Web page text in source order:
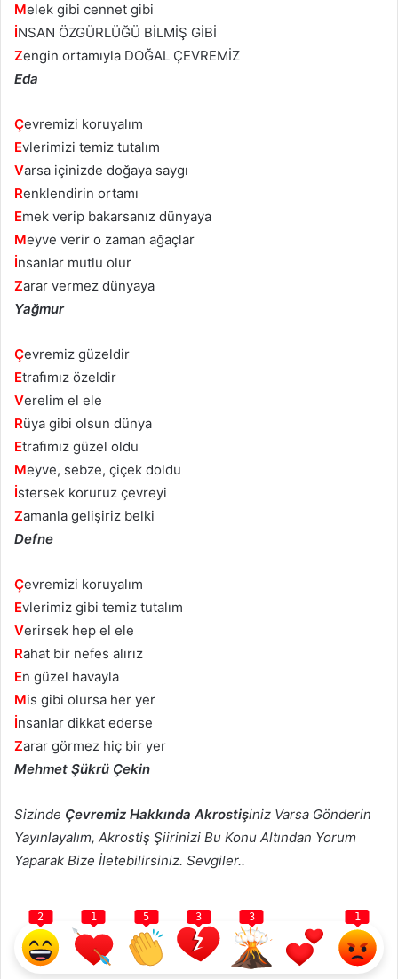
Melek gibi cennet gibi
İNSAN ÖZGÜRLÜĞÜ BİLMİŞ GİBİ
Zengin ortamıyla DOĞAL ÇEVREMİZ
Eda
Çevremizi koruyalım
Evlerimizi temiz tutalım
Varsa içinizde doğaya saygı
Renklendirin ortamı
Emek verip bakarsanız dünyaya
Meyve verir o zaman ağaçlar
İnsanlar mutlu olur
Zarar vermez dünyaya
Yağmur
Çevremiz güzeldir
Etrafımız özeldir
Verelim el ele
Rüya gibi olsun dünya
Etrafımız güzel oldu
Meyve, sebze, çiçek doldu
İstersek koruruz çevreyi
Zamanla gelişiriz belki
Defne
Çevremizi koruyalım
Evlerimiz gibi temiz tutalım
Verirsek hep el ele
Rahat bir nefes alırız
En güzel havayla
Mis gibi olursa her yer
İnsanlar dikkat ederse
Zarar görmez hiç bir yer
Mehmet Şükrü Çekin
Sizinde Çevremiz Hakkında Akrostişiniz Varsa Gönderin
Yayınlayalım, Akrostiş Şiirinizi Bu Konu Altından Yorum
Yaparak Bize İletebilirsiniz. Sevgiler..
2 1 5 3 3 1